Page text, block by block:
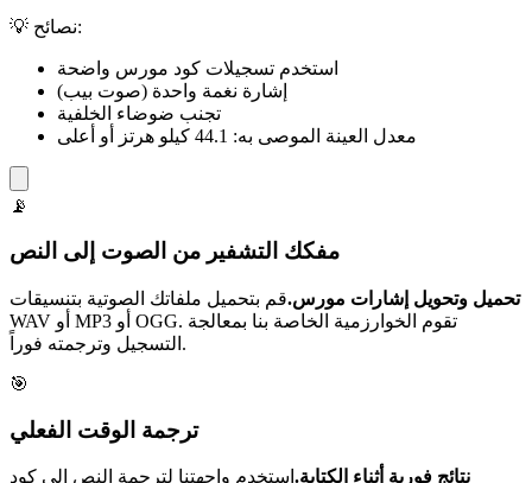
💡 نصائح:
استخدم تسجيلات كود مورس واضحة
إشارة نغمة واحدة (صوت بيب)
تجنب ضوضاء الخلفية
معدل العينة الموصى به: 44.1 كيلو هرتز أو أعلى
📡
مفكك التشفير من الصوت إلى النص
تحميل وتحويل إشارات مورس.قم بتحميل ملفاتك الصوتية بتنسيقات
WAV أو MP3 أو OGG. تقوم الخوارزمية الخاصة بنا بمعالجة
التسجيل وترجمته فوراً.
🎯
ترجمة الوقت الفعلي
نتائج فورية أثناء الكتابة. استخدم واجهتنا لترجمة النص إلى كود